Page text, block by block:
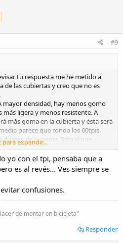
o
t
e o #9
tu respuesta me he metido a
de las cubiertas y creo que no es
mayor densidad, hay menos gomo
ligera y menos resistente. A
más goma en la cubierta y ésta será
parece que ronda los 60tpis.
de la goma. Esta sí que
y viene indicado con una 'a'.
ronda los 70a.
para expandir...
yo con el tpi, pensaba que a
es al revés... Ves siempre se
confusiones.
de montar en bicicleta"
Responder